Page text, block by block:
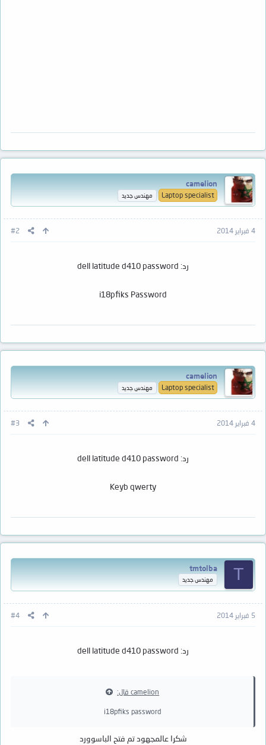
camelion
Laptop specialist مهندس جديد
4 فبراير 2014 #2
رد: dell latitude d410 password
i18pfiks Password
camelion
Laptop specialist مهندس جديد
4 فبراير 2014 #3
رد: dell latitude d410 password
Keyb qwerty
T
tmtolba
مهندس جديد
5 فبراير 2014 #4
رد: dell latitude d410 password
camelion قال:
i18pfiks password
شكرا عالمجهود تم فتح الباسوورد